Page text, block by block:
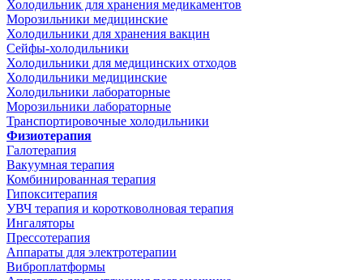
Холодильник для хранения медикаментов
Морозильники медицинские
Холодильники для хранения вакцин
Сейфы-холодильники
Холодильники для медицинских отходов
Холодильники медицинские
Холодильники лабораторные
Морозильники лабораторные
Транспортировочные холодильники
Физиотерапия
Галотерапия
Вакуумная терапия
Комбинированная терапия
Гипокситерапия
УВЧ терапия и коротковолновая терапия
Ингаляторы
Прессотерапия
Аппараты для электротерапии
Виброплатформы